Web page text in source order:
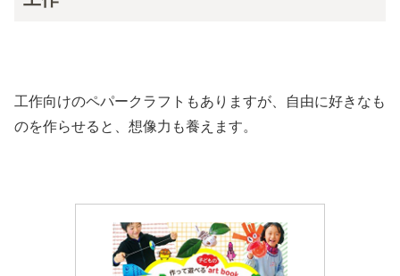
工作向けのペパークラフトもありますが、自由に好きなも
のを作らせると、想像力も養えます。